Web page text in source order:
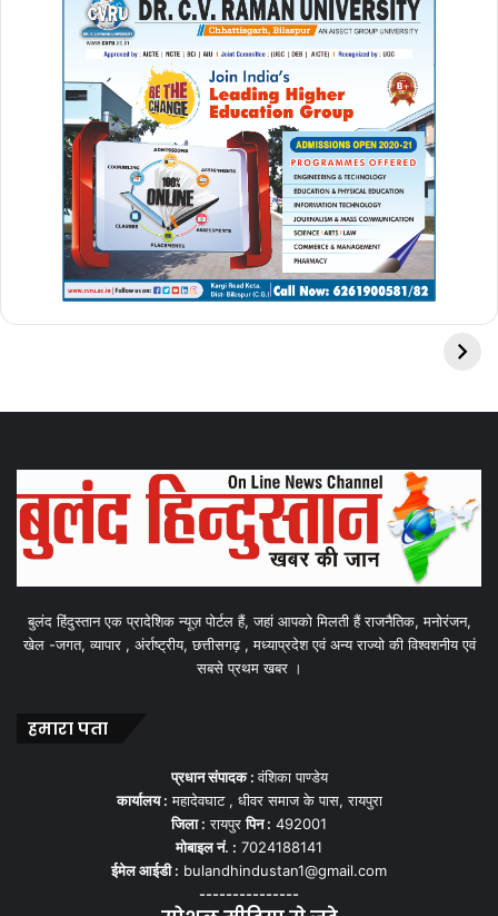
बुलंद हिंदुस्तान एक प्रादेशिक न्यूज़ पोर्टल हैं, जहां आपको मिलती हैं राजनैतिक, मनोरंजन,
खेल -जगत, व्यापार , अंर्राष्ट्रीय, छत्तीसगढ़ , मध्याप्रदेश एवं अन्य राज्यो की विश्वशनीय एवं
सबसे प्रथम खबर ।
हमारा पता
प्रधान संपादक :वंशिका पाण्डेय
कार्यालय : महादेवघाट , धीवर समाज के पास, रायपुरा
जिला : रायपुरपिन : 492001
मोबाइल नं. : 7024188141
ईमेल आईडी : bulandhindustan1@gmail.com
---------------